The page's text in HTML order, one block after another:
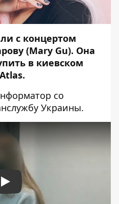
с концертом
(Mary Gu). Она
в киевском
со
Украины.
Play